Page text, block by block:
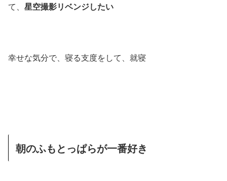
て、 星空撮影リベンジしたい
幸せな気分で、寝る支度をして、就寝
朝のふもとっぱらが一番好き